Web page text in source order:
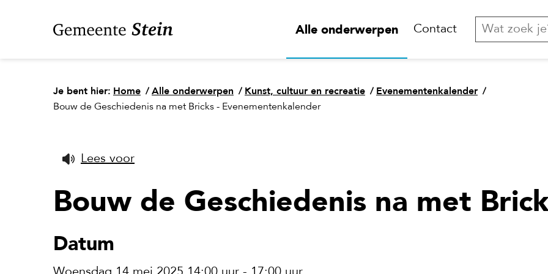
Alle onderwerpen Contact
Je bent hier: Home / Alle onderwerpen / Kunst, cultuur en recreatie / Evenementenkalender /
Bouw de Geschiedenis na met Bricks - Evenementenkalender
Lees voor
Bouw de Geschiedenis na met
Datum